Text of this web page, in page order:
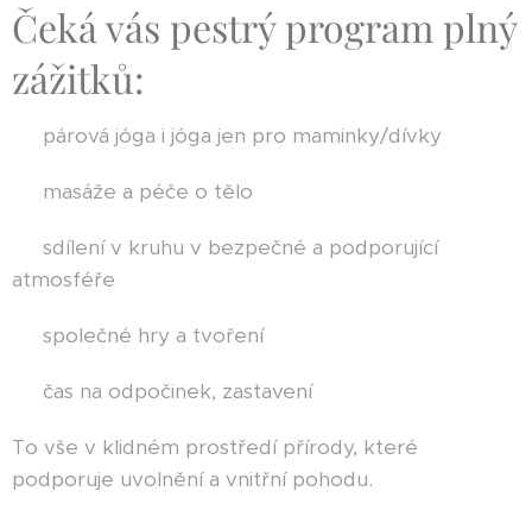
Čeká vás pestrý program plný
zážitků:
🌸 párová jóga i jóga jen pro maminky/dívky
🌸 masáže a péče o tělo
🌸 sdílení v kruhu v bezpečné a podporující
atmosféře
🌸 společné hry a tvoření
🌸 čas na odpočinek, zastavení
To vše v klidném prostředí přírody, které
podporuje uvolnění a vnitřní pohodu.